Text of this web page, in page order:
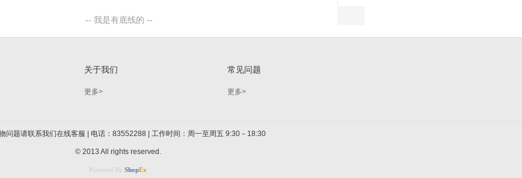
关于我们
更多>
常见问题
更多>
问题请联系我们在线客服 | 电话：83552288 | 工作时间：周一至周五 9:30－18:30
© 2013 All rights reserved.
Powered By ShopEx